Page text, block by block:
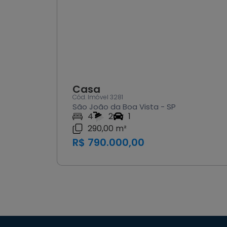
Casa
Cód. Imóvel 3281
São João da Boa Vista - SP
4 2
1
290,00 m²
R$ 790.000,00